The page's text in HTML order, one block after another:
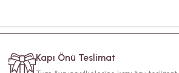
Kapı Önü Teslimat